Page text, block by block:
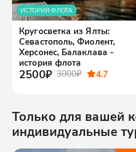
ИСТОРИЯ ФЛОТА
Кругосветка из Ялты:
Севастополь, Фиолент,
Херсонес, Балаклава -
история флота
2500₽ 3000₽ 4.7
Только для вашей
индивидуальные